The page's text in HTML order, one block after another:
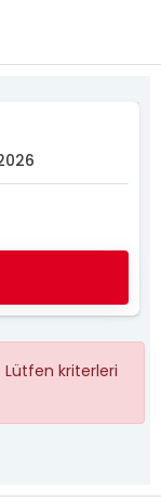
Lütfen kriterleri